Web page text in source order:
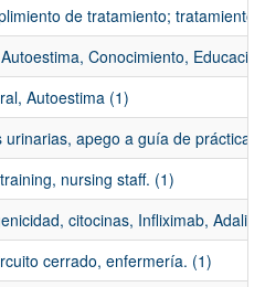
de tratamiento;
Conocimiento,
Autoestima (1)
apego a guía de práctica
nursing staff. (1)
citocinas, Infliximab,
cerrado, enfermería. (1)